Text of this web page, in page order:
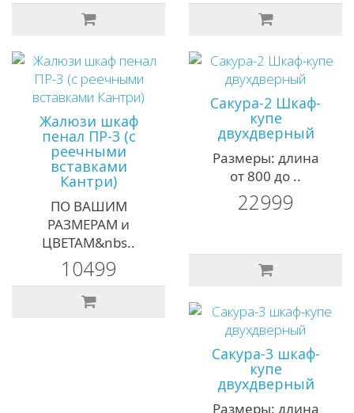
Жалюзи шкаф
пенал ПР-3 (с
реечными
вставками
Кантри)
ПО ВАШИМ
РАЗМЕРАМ и
ЦВЕТАМ&nbs..
10499
Сакура-2 Шкаф-
купе
двухдверный
Размеры: длина
от 800 до ..
22999
Сакура-3 шкаф-
купе
двухдверный
Размеры: длина